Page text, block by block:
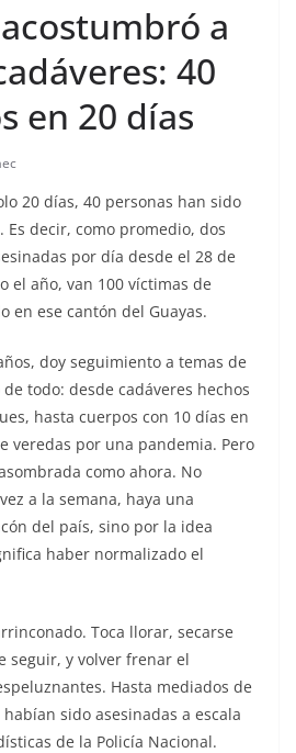
a
40
en 20 días
20 días, 40 personas han sido
Es decir, como promedio, dos
por día desde el 28 de
el año, van 100 víctimas de
en ese cantón del Guayas.
doy seguimiento a temas de
todo: desde cadáveres hechos
hasta cuerpos con 10 días en
veredas por una pandemia. Pero
como ahora. No
a la semana, haya una
del país, sino por la idea
haber normalizado el
Toca llorar, secarse
seguir, y volver frenar el
Hasta mediados de
sido asesinadas a escala
de la Policía Nacional.